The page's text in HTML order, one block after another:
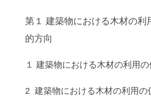
第１ 建築物における木材の
的方向
１ 建築物における木材の利用
2 建築物における木材の利用の